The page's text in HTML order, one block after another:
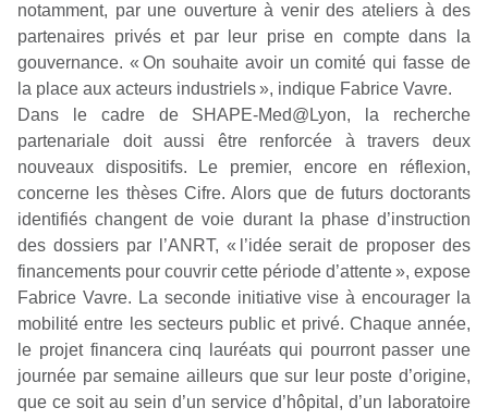
notamment, par une ouverture à venir des ateliers à des
partenaires privés et par leur prise en compte dans la
gouvernance. « On souhaite avoir un comité qui fasse de
la place aux acteurs industriels », indique Fabrice Vavre.
Dans le cadre de SHAPE-Med@Lyon, la recherche
partenariale doit aussi être renforcée à travers deux
nouveaux dispositifs. Le premier, encore en réflexion,
concerne les thèses Cifre. Alors que de futurs doctorants
identifiés changent de voie durant la phase d’instruction
des dossiers par l’ANRT, « l’idée serait de proposer des
financements pour couvrir cette période d’attente », expose
Fabrice Vavre. La seconde initiative vise à encourager la
mobilité entre les secteurs public et privé. Chaque année,
le projet financera cinq lauréats qui pourront passer une
journée par semaine ailleurs que sur leur poste d’origine,
que ce soit au sein d’un service d’hôpital, d’un laboratoire